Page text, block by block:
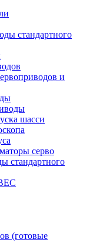
стандартного
и
шасси
серво
стандартного
(готовые